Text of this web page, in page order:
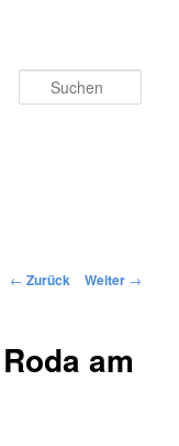
Beitragsnavigation
← Zurück Weiter →
am